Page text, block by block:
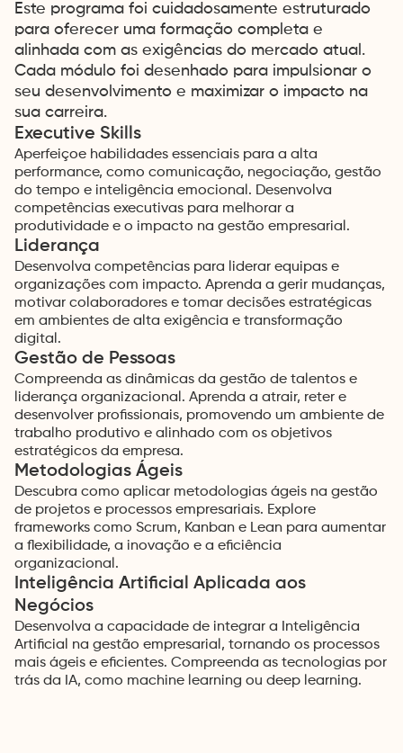
Este programa foi cuidadosamente estruturado
para oferecer uma formação completa e
alinhada com as exigências do mercado atual.
Cada módulo foi desenhado para impulsionar o
seu desenvolvimento e maximizar o impacto na
sua carreira.
Executive Skills
Aperfeiçoe habilidades essenciais para a alta
performance, como comunicação, negociação, gestão
do tempo e inteligência emocional. Desenvolva
competências executivas para melhorar a
produtividade e o impacto na gestão empresarial.
Liderança
Desenvolva competências para liderar equipas e
organizações com impacto. Aprenda a gerir mudanças,
motivar colaboradores e tomar decisões estratégicas
em ambientes de alta exigência e transformação
digital.
Gestão de Pessoas
Compreenda as dinâmicas da gestão de talentos e
liderança organizacional. Aprenda a atrair, reter e
desenvolver profissionais, promovendo um ambiente de
trabalho produtivo e alinhado com os objetivos
estratégicos da empresa.
Metodologias Ágeis
Descubra como aplicar metodologias ágeis na gestão
de projetos e processos empresariais. Explore
frameworks como Scrum, Kanban e Lean para aumentar
a flexibilidade, a inovação e a eficiência
organizacional.
Inteligência Artificial Aplicada aos
Negócios
Desenvolva a capacidade de integrar a Inteligência
Artificial na gestão empresarial, tornando os processos
mais ágeis e eficientes. Compreenda as tecnologias por
trás da IA, como machine learning ou deep learning.